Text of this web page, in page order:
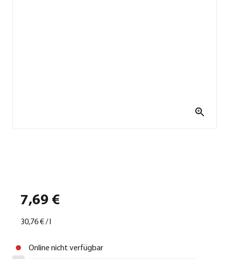
7,69 €
30,76 €/l
Online nicht verfügbar